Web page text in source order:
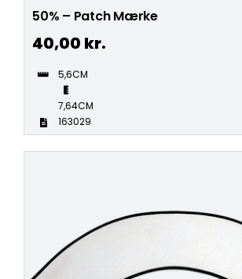
50% – Patch Mærke
40,00 kr.
5,6CM
7,64CM
163029